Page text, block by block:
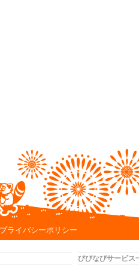
プライバシーポリシー
びびなびサービス